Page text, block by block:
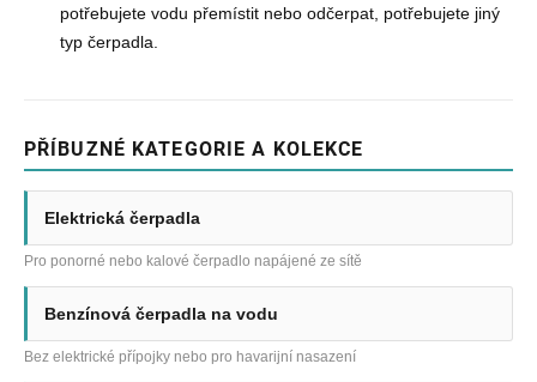
potřebujete vodu přemístit nebo odčerpat, potřebujete jiný
typ čerpadla.
PŘÍBUZNÉ KATEGORIE A KOLEKCE
Elektrická čerpadla
Pro ponorné nebo kalové čerpadlo napájené ze sítě
Benzínová čerpadla na vodu
Bez elektrické přípojky nebo pro havarijní nasazení